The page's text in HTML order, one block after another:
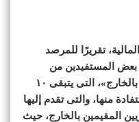
تقريرًا للمرصد
بعض المستفيدين من
مبادرة «استيراد سيارات المصريين بالخارج»، التى يتبقى ١٠
منها، والتى تقدم إليها
المقيمين بالخارج، حيث